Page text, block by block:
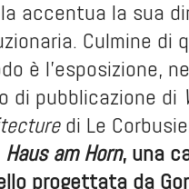
accentua la sua
Culmine di
è l’esposizione,
di pubblicazione di
di Le
Haus am Horn, una
progettata da